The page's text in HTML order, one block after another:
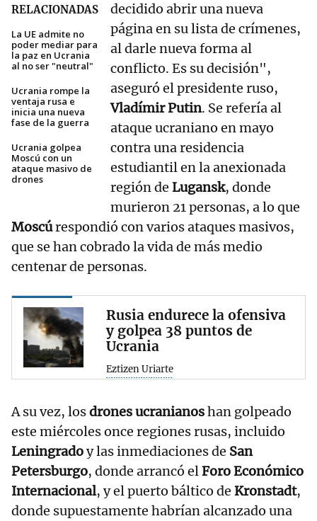
RELACIONADAS
La UE admite no
poder mediar para
la paz en Ucrania
al no ser "neutral"
Ucrania rompe la
ventaja rusa e
inicia una nueva
fase de la guerra
Ucrania golpea
Moscú con un
ataque masivo de
drones
decidido abrir una nueva
página en su lista de crímenes,
al darle nueva forma al
conflicto. Es su decisión",
aseguró el presidente ruso,
Vladímir Putin. Se refería al
ataque ucraniano en mayo
contra una residencia
estudiantil en la anexionada
región de Lugansk, donde
murieron 21 personas, a lo que
Moscúrespondió con varios ataques masivos,
que se han cobrado la vida de más medio
centenar de personas.
Rusia endurece la ofensiva
y golpea 38 puntos de
Ucrania
Eztizen Uriarte
A su vez, losdrones ucranianoshan golpeado
este miércoles once regiones rusas, incluido
Leningradoy las inmediaciones de San
Petersburgo, donde arrancó elForo Económico
Internacional, y el puerto báltico de Kronstadt,
donde supuestamente habrían alcanzado una